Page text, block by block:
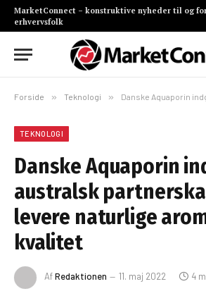
MarketConnect – konstruktive nyheder til og
erhvervsfolk
Forside » Teknologi » Danske Aquaporin indgår i australsk
TEKNOLOGI
Danske Aquaporin
australsk
levere naturlige
kvalitet
AfRedaktionen 11. maj 2022 4